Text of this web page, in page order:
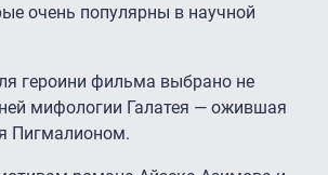
очень популярны в научной
героини фильма выбрано не
мифологии Галатея — ожившая
Пигмалионом.